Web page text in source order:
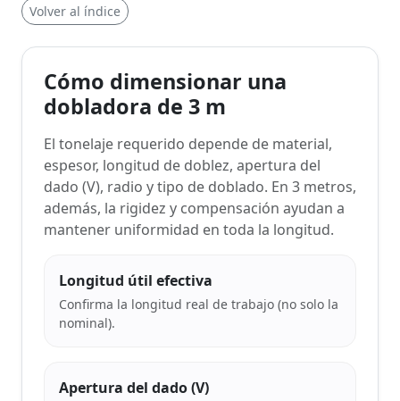
Volver al índice
Cómo dimensionar una
dobladora de 3 m
El tonelaje requerido depende de material,
espesor, longitud de doblez, apertura del
dado (V), radio y tipo de doblado. En 3 metros,
además, la rigidez y compensación ayudan a
mantener uniformidad en toda la longitud.
Longitud útil efectiva
Confirma la longitud real de trabajo (no solo la
nominal).
Apertura del dado (V)